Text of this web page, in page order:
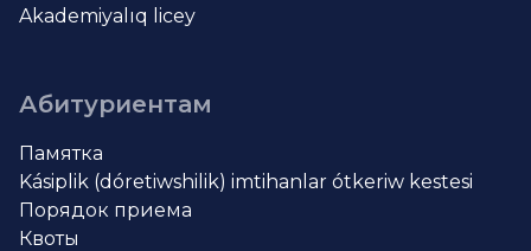
Akademiyalıq licey
Абитуриентам
Памятка
Kásiplik (dóretiwshilik) imtihanlar ótkeriw kestesi
Порядок приема
Квоты